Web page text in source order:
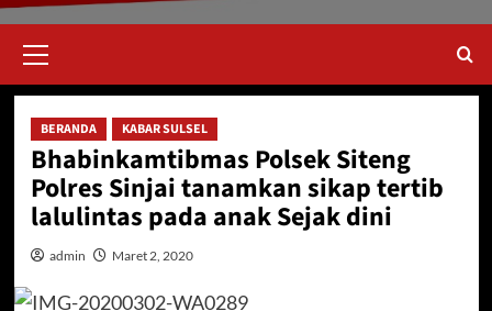
Menu
BERANDA KABAR SULSEL
Bhabinkamtibmas Polsek Siteng
Polres Sinjai tanamkan sikap tertib
lalulintas pada anak Sejak dini
admin Maret 2, 2020